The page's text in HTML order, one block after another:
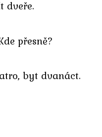
dveře.
přesně?
byt dvanáct.